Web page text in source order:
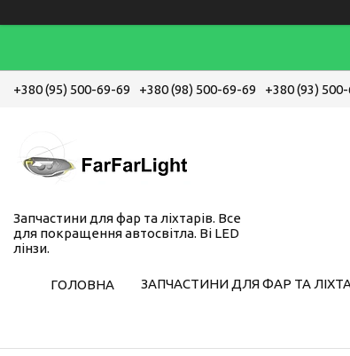
+380 (95) 500-69-69 +380 (98) 500-69-69 +380 (93)
Запчастини для фар та ліхтарів. Все
для покращення автосвітла. Bi LED
лінзи.
ГОЛОВНА ЗАПЧАСТИНИ ДЛЯ ФАР ТА